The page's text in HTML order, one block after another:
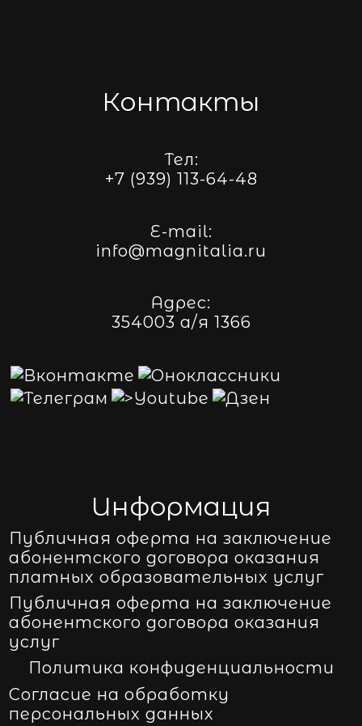
Контакты
Тел:
+7 (939) 113-64-48
E-mail:
info@magnitalia.ru
Адрес:
354003 а/я 1366
Информация
Публичная оферта на заключение
абонентского договора оказания
платных образовательных услуг
Публичная оферта на заключение
абонентского договора оказания
услуг
Политика конфиденциальности
Согласие на обработку
персональных данных